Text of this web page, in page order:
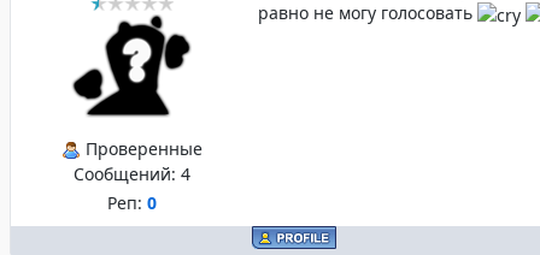
Проверенные
Сообщений: 4
Реп: 0
равно не могу голосовать